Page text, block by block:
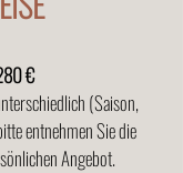
€
(Saison,
entnehmen Sie die
Angebot.